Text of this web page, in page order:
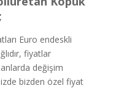
Euro endeskli
fiyatlar
değişim
bizden özel fiyat